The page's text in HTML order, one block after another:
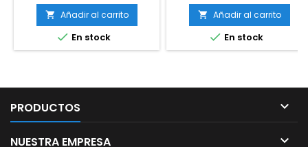
 Añadir al carrito
 En stock
 Añadir al carrito
 En stock
PRODUCTOS 
NUESTRA EMPRESA 